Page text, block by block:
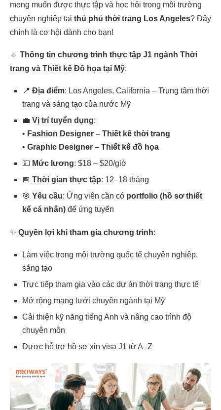
mong muốn được thực tập và học hỏi trong môi trường
chuyên nghiệp tại thủ phủ thời trang Los Angeles? Đây
chính là cơ hội dành cho bạn!
🔹 Thông tin chương trình thực tập J1 ngành Thời
trang và Thiết kế Đồ họa tại Mỹ:
📍 Địa điểm: Los Angeles, California – Trung tâm thời
trang và sáng tạo của nước Mỹ
💼 Vị trí tuyển dụng:
• Fashion Designer – Thiết kế thời trang
• Graphic Designer – Thiết kế đồ họa
💵 Mức lương: $18 – $20/giờ
📅 Thời gian thực tập: 12–18 tháng
🎯 Yêu cầu: Ứng viên cần có portfolio (hồ sơ thiết
kế cá nhân) để ứng tuyển
✨ Quyền lợi khi tham gia chương trình:
Làm việc trong môi trường quốc tế chuyên nghiệp,
sáng tạo
Trực tiếp tham gia vào các dự án thời trang thực tế
Mở rộng mạng lưới chuyên ngành tại Mỹ
Cải thiện kỹ năng tiếng Anh và nâng cao trình độ
chuyên môn
Được hỗ trợ hồ sơ xin visa J1 từ A–Z